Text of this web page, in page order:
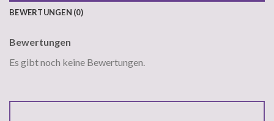
BEWERTUNGEN (0)
Bewertungen
Es gibt noch keine Bewertungen.